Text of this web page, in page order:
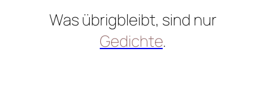
Was übrigbleibt, sind nur
Gedichte.